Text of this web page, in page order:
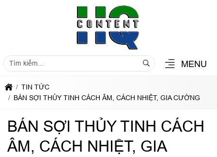
MENU
TIN TỨC
BÁN SỢI THỦY TINH CÁCH ÂM, CÁCH NHIỆT, GIA CƯỜNG
BÁN SỢI THỦY TINH CÁCH
ÂM, CÁCH NHIỆT, GIA